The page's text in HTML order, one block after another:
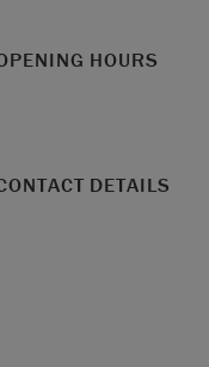
HOURS
DETAILS